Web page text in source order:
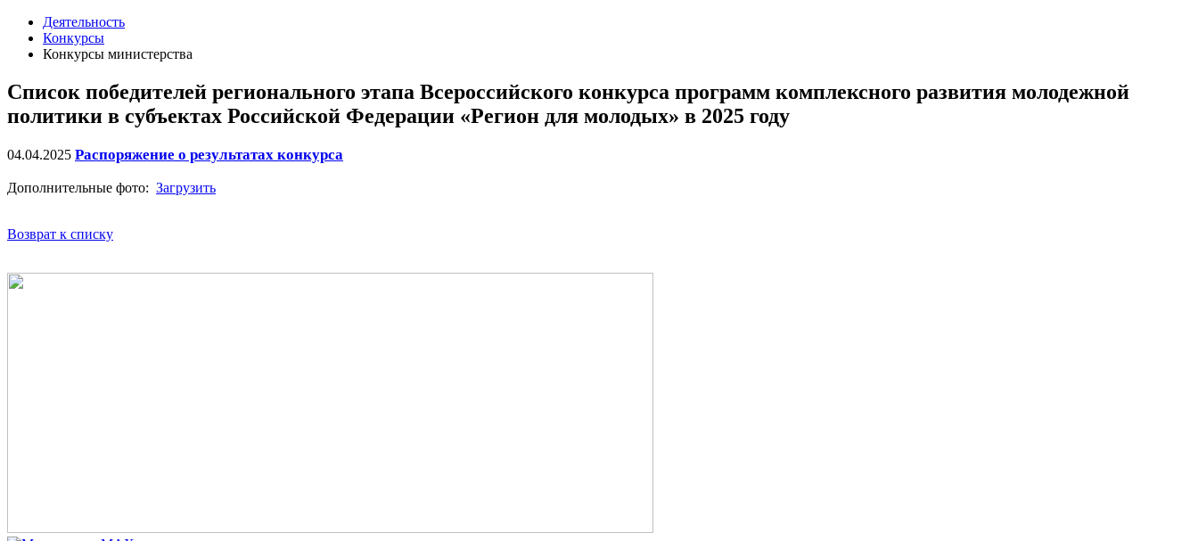
Деятельность
Конкурсы
Конкурсы министерства
Список победителей регионального этапа Всероссийского конкурса программ комплексного развития молодежной
политики в субъектах Российской Федерации «Регион для молодых» в 2025 году
04.04.2025 Распоряжение о результатах конкурса
Дополнительные фото: Загрузить
Возврат к списку